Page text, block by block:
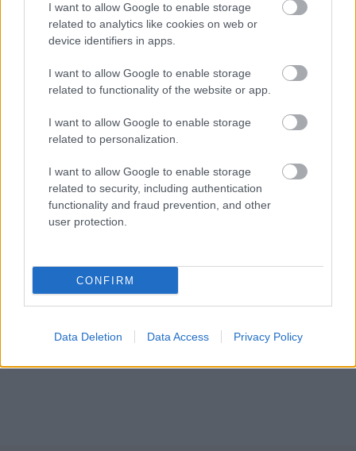
I want to allow Google to enable storage
related to analytics like cookies on web or
device identifiers in apps.
I want to allow Google to enable storage
related to functionality of the website or app.
I want to allow Google to enable storage
related to personalization.
I want to allow Google to enable storage
related to security, including authentication
functionality and fraud prevention, and other
user protection.
CONFIRM
Data Deletion Data Access Privacy Policy
Megosztás
Küldés
glamour.hu cikkeit